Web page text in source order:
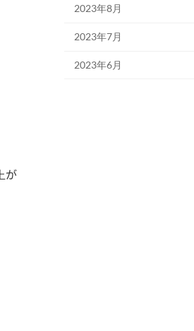
が
2023年8月
2023年7月
2023年6月